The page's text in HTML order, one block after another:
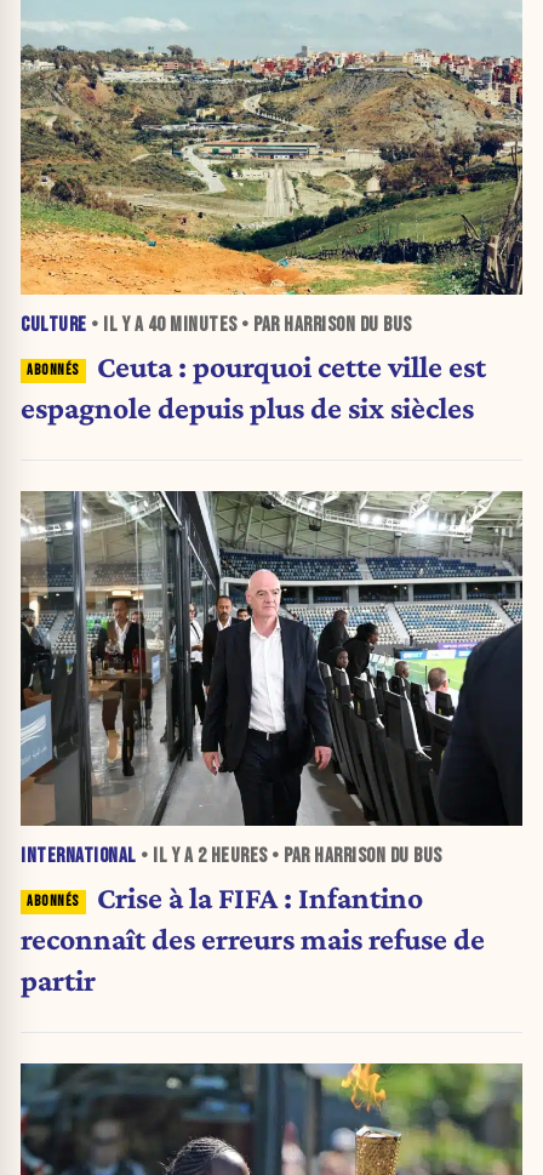
CULTURE • IL Y A 40 MINUTES• PAR HARRISON DU BUS
Ceuta : pourquoi cette ville est
espagnole depuis plus de six siècles
INTERNATIONAL • IL Y A 2 HEURES• PAR HARRISON DU BUS
Crise à la FIFA : Infantino
reconnaît des erreurs mais refuse de
partir